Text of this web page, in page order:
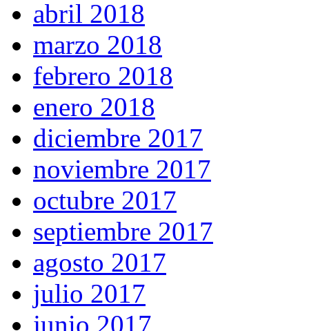
abril 2018
marzo 2018
febrero 2018
enero 2018
diciembre 2017
noviembre 2017
octubre 2017
septiembre 2017
agosto 2017
julio 2017
junio 2017